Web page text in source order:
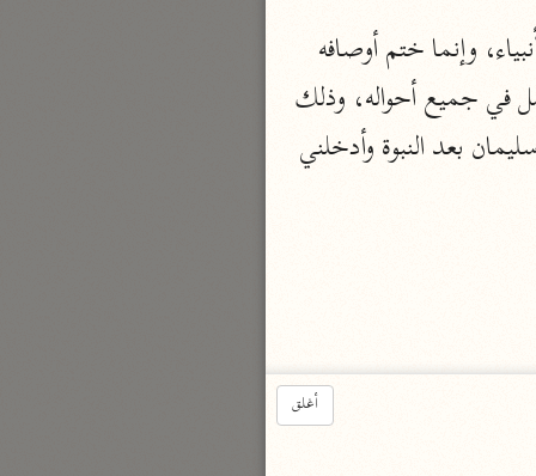
تفسير الجلالين
والسيوطي (٨٦٤، ٩١١ هـ)
نحو مجلد
نحو ٣ مجلدات
أغلق